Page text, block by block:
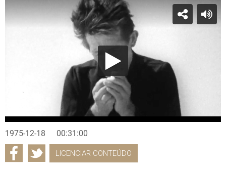
1975-12-18 00:31:00
LICENCIAR CONTEÚDO